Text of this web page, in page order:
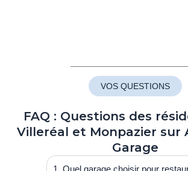
VOS QUESTIONS
FAQ : Questions des
Villeréal et Monpazier sur
Garage
1. Quel garage choisir pour